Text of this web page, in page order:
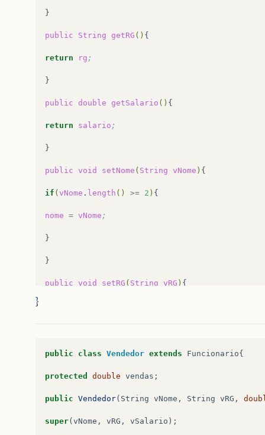
}
public String getRG () {
return rg ;
}
public double getSalario () {
return salario ;
}
public void setNome ( String vNome ) {
if ( vNome . length () >= 2 ) {
nome = vNome ;
}
}
public void setRG ( String vRG ) {
}
}
public void setSalario double vSalario){
if(vSalario 0)
}
public class Vendedor extends Funcionario{
protected double vendas ;
public Vendedor( String vNome , String vRG ,
super( vNome , vRG , vSalario );